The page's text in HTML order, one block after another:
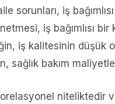
sorunları, iş
iş bağımlısı
iş kalitesinin düşük
sağlık bakım
niteliktedir